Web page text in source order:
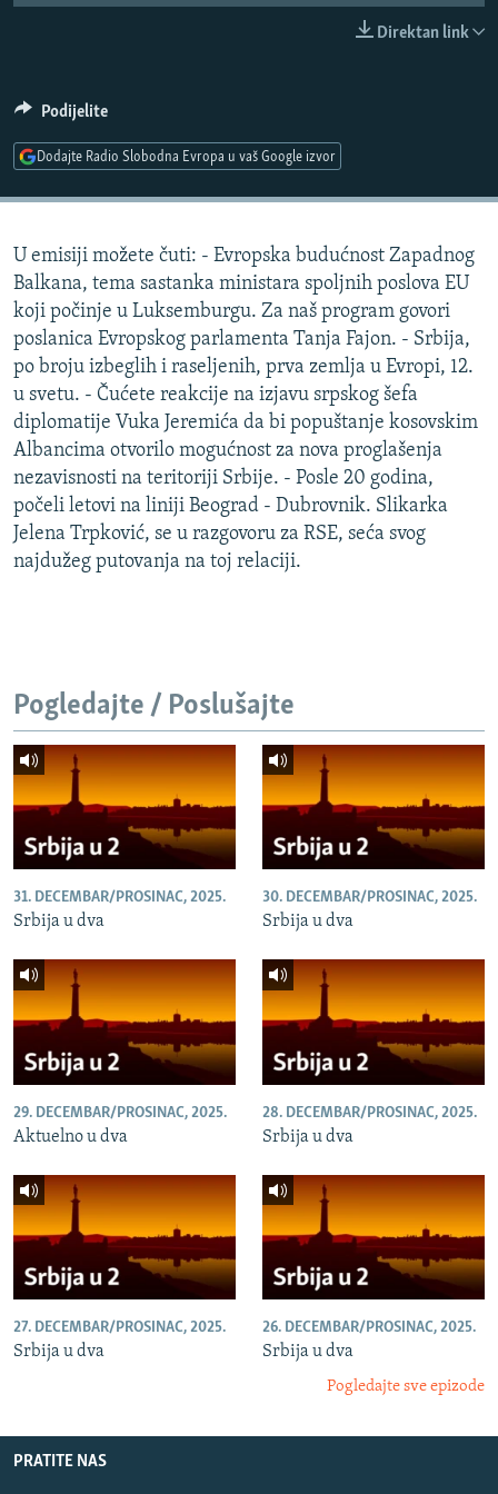
SPECIJALI RSE
VIŠE OD NASLOVA
TV LIBERTY
POST SCRIPTUM
MOJA EVROPA
TRI DECENIJE OD RATA U BIH
SVE KARTE DEJTONA
NASTANAK I RASPAD JUGOSLAVIJE
PRATITE NAS
Sve RFE/RL stranice
Direktan link
Podijelite
Dodajte Radio Slobodna Evropa u vaš Google izvor
U emisiji možete čuti: - Evropska budućnost Zapadnog
Balkana, tema sastanka ministara spoljnih poslova EU
koji počinje u Luksemburgu. Za naš program govori
poslanica Evropskog parlamenta Tanja Fajon. - Srbija,
po broju izbeglih i raseljenih, prva zemlja u Evropi, 12.
u svetu. - Čućete reakcije na izjavu srpskog šefa
diplomatije Vuka Jeremića da bi popuštanje kosovskim
Albancima otvorilo mogućnost za nova proglašenja
nezavisnosti na teritoriji Srbije. - Posle 20 godina,
počeli letovi na liniji Beograd - Dubrovnik. Slikarka
Jelena Trpković, se u razgovoru za RSE, seća svog
najdužeg putovanja na toj relaciji.
Pogledajte / Poslušajte
31. DECEMBAR/PROSINAC, 2025.
Srbija u dva
30. DECEMBAR/PROSINAC, 2025.
Srbija u dva
29. DECEMBAR/PROSINAC, 2025.
Aktuelno u dva
28. DECEMBAR/PROSINAC, 2025.
Srbija u dva
27. DECEMBAR/PROSINAC, 2025.
Srbija u dva
26. DECEMBAR/PROSINAC, 2025.
Srbija u dva
Pogledajte sve epizode
PRATITE NAS